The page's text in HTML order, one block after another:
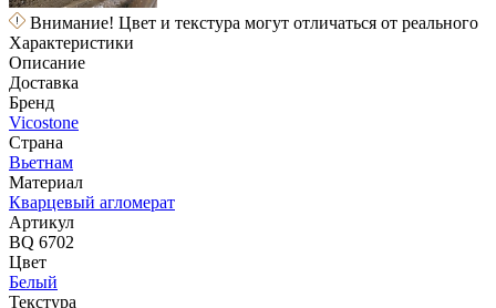
Внимание! Цвет и текстура могут отличаться от реального
Характеристики
Описание
Доставка
Бренд
Vicostone
Страна
Вьетнам
Материал
Кварцевый агломерат
Артикул
BQ 6702
Цвет
Белый
Текстура